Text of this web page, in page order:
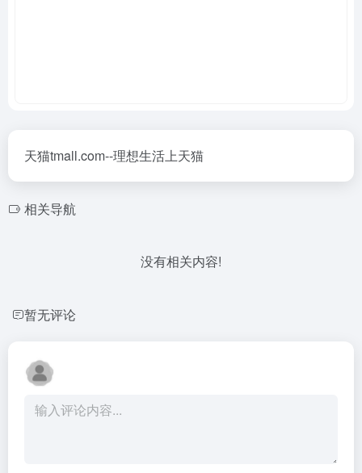
天猫tmall.com--理想生活上天猫
相关导航
没有相关内容!
暂无评论